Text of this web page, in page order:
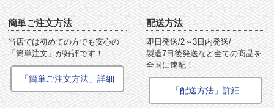
簡単ご注文方法
当店では初めての方でも安心の
「簡単注文」が好評です！
「簡単ご注文方法」詳細
配送方法
即日発送/2～3日内発送/
製造7日後発送など全ての商品を
全国に速配！
「配送方法」詳細